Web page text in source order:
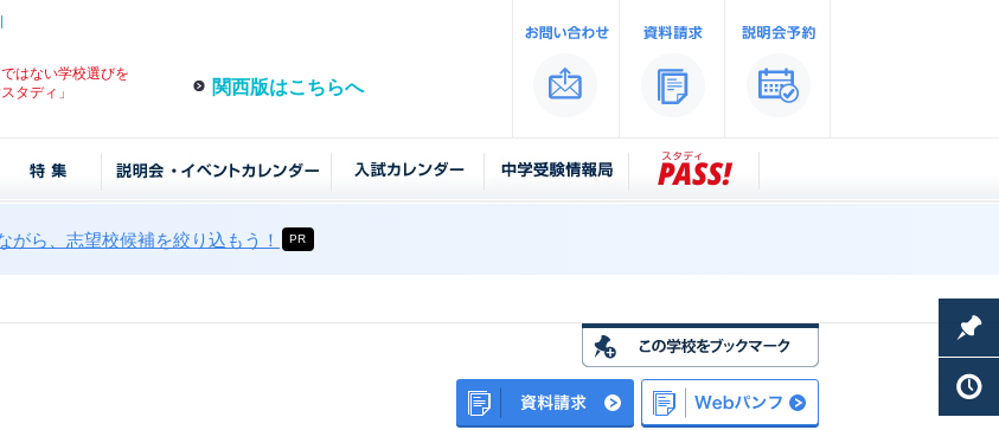
はない学校選びを
タディ」
関西版はこちらへ
がら、志望校候補を絞り込もう！ PR